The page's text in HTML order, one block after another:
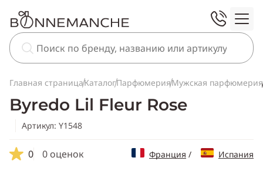
Главная страницаКаталогПарфюмерияМужская парфюмерия
Byredo Lil Fleur Rose
Артикул: Y1548
0 0 оценок Франция / Испания